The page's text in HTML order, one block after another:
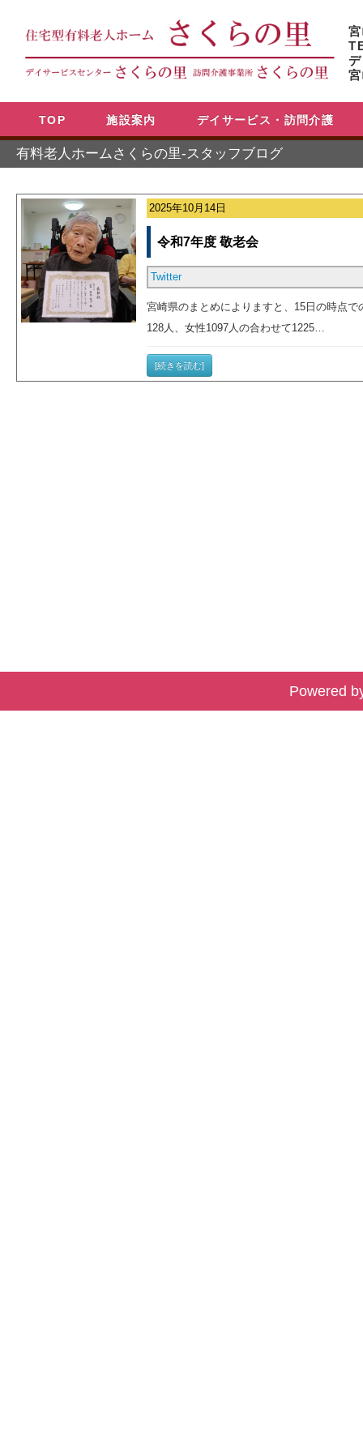
TOP 施設案内 デイサービス・訪問介護
有料老人ホームさくらの里-スタッフブログ
2025年10月14日
令和7年度 敬老会
Twitter
宮崎県のまとめによりますと、15日の時点
128人、女性1097人の合わせて1225…
[続きを読む]
Powered